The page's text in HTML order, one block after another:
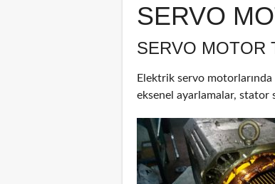
SERVO
SERVO MOTOR
Elektrik servo motorlarında
eksenel ayarlamalar, stator